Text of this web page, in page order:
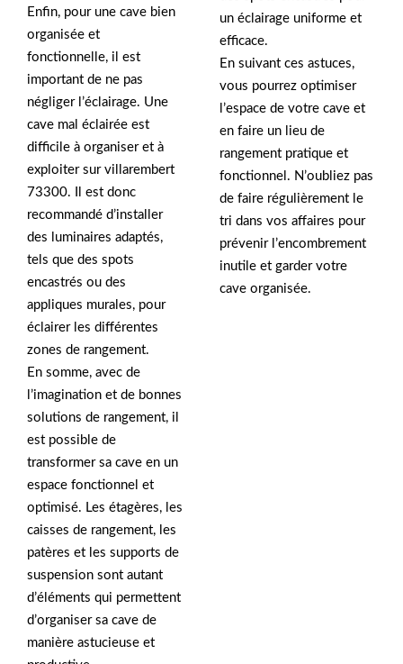
Enfin, pour une cave bien
organisée et
fonctionnelle, il est
important de ne pas
négliger l’éclairage. Une
cave mal éclairée est
difficile à organiser et à
exploiter sur villarembert
73300. Il est donc
recommandé d’installer
des luminaires adaptés,
tels que des spots
encastrés ou des
appliques murales, pour
éclairer les différentes
zones de rangement.
En somme, avec de
l’imagination et de bonnes
solutions de rangement, il
est possible de
transformer sa cave en un
espace fonctionnel et
optimisé. Les étagères, les
caisses de rangement, les
patères et les supports de
suspension sont autant
d’éléments qui permettent
d’organiser sa cave de
manière astucieuse et
un éclairage uniforme et
efficace.
En suivant ces astuces,
vous pourrez optimiser
l’espace de votre cave et
en faire un lieu de
rangement pratique et
fonctionnel. N’oubliez pas
de faire régulièrement le
tri dans vos affaires pour
prévenir l’encombrement
inutile et garder votre
cave organisée.